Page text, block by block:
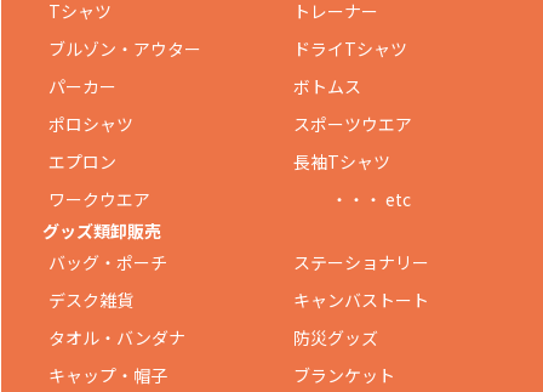
Tシャツ
トレーナー
ブルゾン・アウター
ドライTシャツ
パーカー
ボトムス
ポロシャツ
スポーツウエア
エプロン
長袖Tシャツ
ワークウエア
・・・ etc
グッズ類卸販売
バッグ・ポーチ
ステーショナリー
デスク雑貨
キャンバストート
タオル・バンダナ
防災グッズ
キャップ・帽子
ブランケット